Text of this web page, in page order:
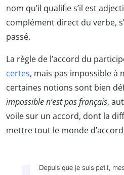
nom qu’il qualifie s’il est
complément direct du verbe,
passé.
La règle de l’accord du
certes, mais pas impossible à
certaines notions sont bien
impossible n’est pas français,
voile sur un accord, dont la
mettre tout le monde